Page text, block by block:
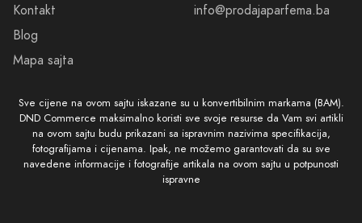
Kontakt
Blog
Mapa sajta
info@prodajaparfema.ba
Sve cijene na ovom sajtu iskazane su u konvertibilnim markama (BAM).
DND Commerce maksimalno koristi sve svoje resurse da Vam svi artikli
na ovom sajtu budu prikazani sa ispravnim nazivima specifikacija,
fotografijama i cijenama. Ipak, ne možemo garantovati da su sve
navedene informacije i fotografije artikala na ovom sajtu u potpunosti
ispravne